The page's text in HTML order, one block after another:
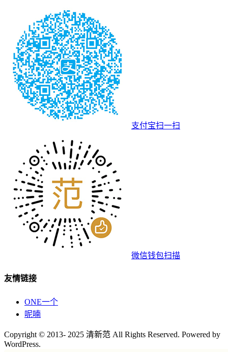
支付宝扫一扫
微信钱包扫描
友情链接
ONE一个
呢喃
Copyright © 2013- 2025 清新范 All Rights Reserved. Powered by
WordPress.